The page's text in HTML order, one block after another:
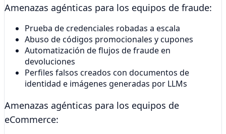
Amenazas agénticas para los equipos de fraude:
Prueba de credenciales robadas a escala
Abuso de códigos promocionales y cupones
Automatización de flujos de fraude en
devoluciones
Perfiles falsos creados con documentos de
identidad e imágenes generadas por LLMs
Amenazas agénticas para los equipos de
eCommerce: